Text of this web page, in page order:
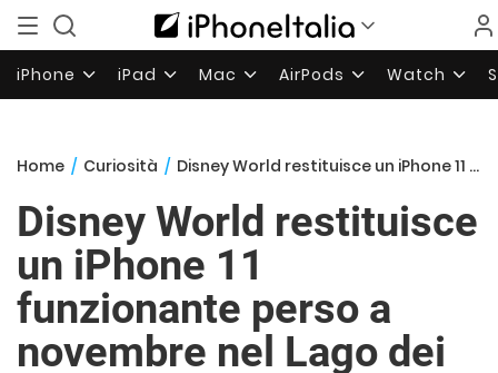
iPhone iPad Mac AirPods Watch
Home / Curiosità / Disney World restituisce un iPhone 11 funzionante perso a novembre nel Lago dei Sette Mari
Disney World restituisce
un iPhone 11
funzionante perso a
novembre nel Lago dei